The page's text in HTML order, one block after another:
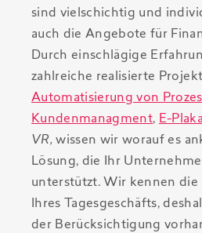
sind vielschichtig und
auch die Angebote für
Durch einschlägige
zahlreiche realisierte
Automatisierung von
Kundenmanagment, E-
VR, wissen wir worauf es
Lösung, die Ihr
unterstützt. Wir kennen
Ihres Tagesgeschäfts,
der Berücksichtigung